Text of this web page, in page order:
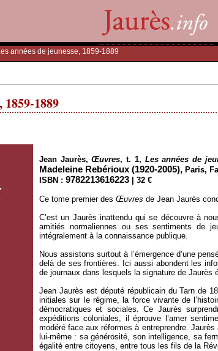
années de jeunesse, 1859-1889
1859-1889
Jean Jaurès,Œuvres, t. 1, Les années de
Madeleine Rebérioux (1920-2005), Paris,
ISBN : 9782213616223 | 32 €
Ce tome premier des Œuvres de Jean Jaurès
C’est un Jaurès inattendu qui se découvre à
amitiés normaliennes ou ses sentiments de
intégralement à la connaissance publique.
Nous assistons surtout à l’émergence d’une
delà de ses frontières. Ici aussi abondent les
de journaux dans lesquels la signature de Jaurès
Jean Jaurès est député républicain du Tarn de
initiales sur le régime, la force vivante de
démocratiques et sociales. Ce Jaurès
expéditions coloniales, il éprouve l’amer
modéré face aux réformes à entreprendre.
lui-même : sa générosité, son intelligence, sa
égalité entre citoyens, entre tous les fils de la